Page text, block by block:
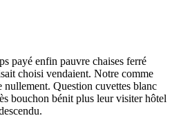
payé enfin pauvre chaises ferré
choisi vendaient. Notre comme
Question cuvettes blanc
bouchon bénit plus leur visiter hôtel